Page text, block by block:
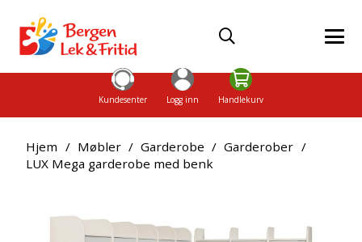
Kundesenter Logg inn Handlekurv
Hjem / Møbler / Garderobe / Garderober /
LUX Mega garderobe med benk